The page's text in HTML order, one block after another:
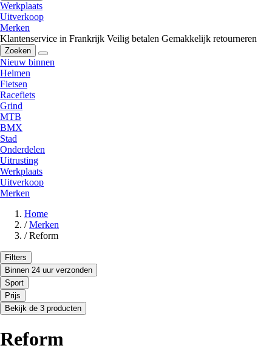
Werkplaats
Uitverkoop
Merken
Klantenservice in Frankrijk Veilig betalen Gemakkelijk retourneren
Zoeken
Nieuw binnen
Helmen
Fietsen
Racefiets
Grind
MTB
BMX
Stad
Onderdelen
Uitrusting
Werkplaats
Uitverkoop
Merken
Home
/ Merken
/ Reform
Filters
Binnen 24 uur verzonden
Sport
Prijs
Bekijk de 3 producten
Reform